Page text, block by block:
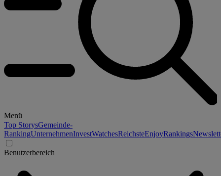
Menü
Top StorysGemeinde-
RankingUnternehmenInvestWatchesReichsteEnjoyRankings
Benutzerbereich